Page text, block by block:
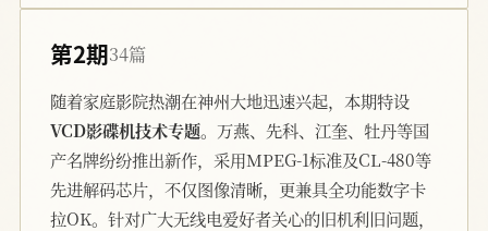
第2期34篇
随着家庭影院热潮在神州大地迅速兴起，本期特设
VCD影碟机技术专题。万燕、先科、江奎、牡丹等国
产名牌纷纷推出新作，采用MPEG-1标准及CL-480等
先进解码芯片，不仅图像清晰，更兼具全功能数字卡
拉OK。针对广大无线电爱好者关心的旧机利旧问题，